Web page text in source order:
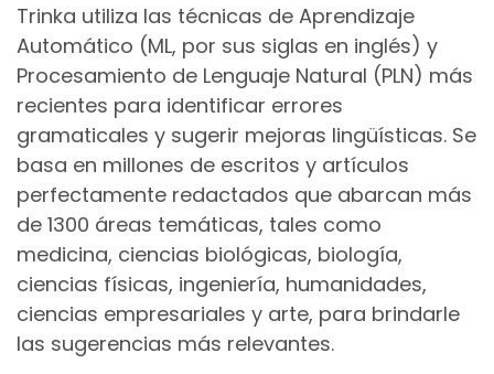
Trinka utiliza las técnicas de Aprendizaje
Automático (ML, por sus siglas en inglés) y
Procesamiento de Lenguaje Natural (PLN) más
recientes para identificar errores
gramaticales y sugerir mejoras lingüísticas. Se
basa en millones de escritos y artículos
perfectamente redactados que abarcan más
de 1300 áreas temáticas, tales como
medicina, ciencias biológicas, biología,
ciencias físicas, ingeniería, humanidades,
ciencias empresariales y arte, para brindarle
las sugerencias más relevantes.